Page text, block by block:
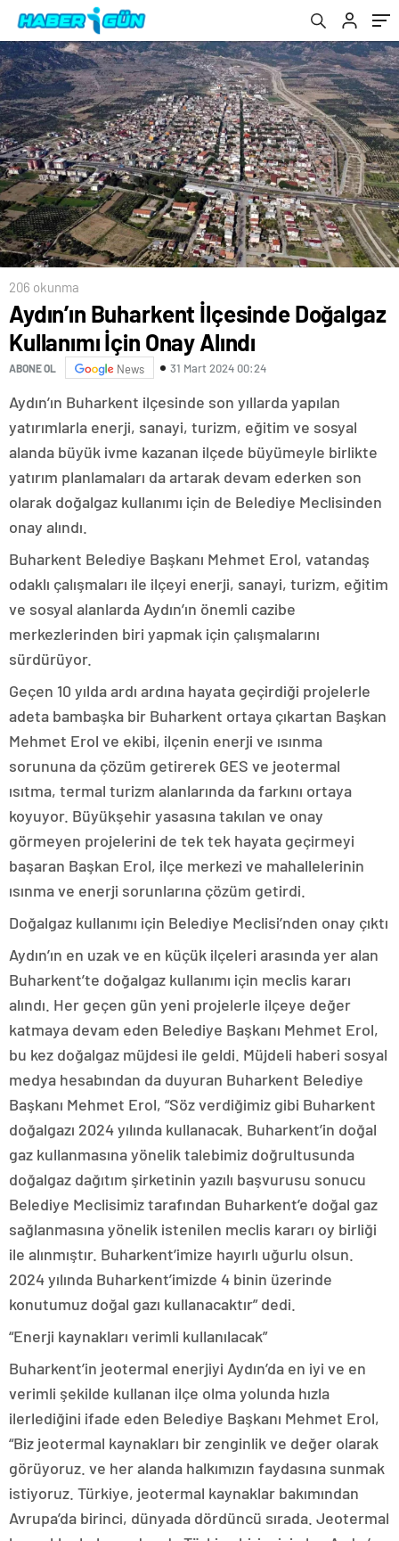
206 okunma
Aydın’ın Buharkent İlçesinde Doğalgaz
Kullanımı İçin Onay Alındı
ABONE OL News 31 Mart 2024 00:24
Aydın’ın Buharkent ilçesinde son yıllarda yapılan
yatırımlarla enerji, sanayi, turizm, eğitim ve sosyal
alanda büyük ivme kazanan ilçede büyümeyle birlikte
yatırım planlamaları da artarak devam ederken son
olarak doğalgaz kullanımı için de Belediye Meclisinden
onay alındı.
Buharkent Belediye Başkanı Mehmet Erol, vatandaş
odaklı çalışmaları ile ilçeyi enerji, sanayi, turizm, eğitim
ve sosyal alanlarda Aydın’ın önemli cazibe
merkezlerinden biri yapmak için çalışmalarını
sürdürüyor.
Geçen 10 yılda ardı ardına hayata geçirdiği projelerle
adeta bambaşka bir Buharkent ortaya çıkartan Başkan
Mehmet Erol ve ekibi, ilçenin enerji ve ısınma
sorununa da çözüm getirerek GES ve jeotermal
ısıtma, termal turizm alanlarında da farkını ortaya
koyuyor. Büyükşehir yasasına takılan ve onay
görmeyen projelerini de tek tek hayata geçirmeyi
başaran Başkan Erol, ilçe merkezi ve mahallelerinin
ısınma ve enerji sorunlarına çözüm getirdi.
Doğalgaz kullanımı için Belediye Meclisi’nden onay çıktı
Aydın’ın en uzak ve en küçük ilçeleri arasında yer alan
Buharkent’te doğalgaz kullanımı için meclis kararı
alındı. Her geçen gün yeni projelerle ilçeye değer
katmaya devam eden Belediye Başkanı Mehmet Erol,
bu kez doğalgaz müjdesi ile geldi. Müjdeli haberi sosyal
medya hesabından da duyuran Buharkent Belediye
Başkanı Mehmet Erol, “Söz verdiğimiz gibi Buharkent
doğalgazı 2024 yılında kullanacak. Buharkent’in doğal
gaz kullanmasına yönelik talebimiz doğrultusunda
doğalgaz dağıtım şirketinin yazılı başvurusu sonucu
Belediye Meclisimiz tarafından Buharkent’e doğal gaz
sağlanmasına yönelik istenilen meclis kararı oy birliği
ile alınmıştır. Buharkent’imize hayırlı uğurlu olsun.
2024 yılında Buharkent’imizde 4 binin üzerinde
konutumuz doğal gazı kullanacaktır” dedi.
“Enerji kaynakları verimli kullanılacak”
Buharkent’in jeotermal enerjiyi Aydın’da en iyi ve en
verimli şekilde kullanan ilçe olma yolunda hızla
ilerlediğini ifade eden Belediye Başkanı Mehmet Erol,
“Biz jeotermal kaynakları bir zenginlik ve değer olarak
görüyoruz. ve her alanda halkımızın faydasına sunmak
istiyoruz. Türkiye, jeotermal kaynaklar bakımından
Avrupa’da birinci, dünyada dördüncü sırada. Jeotermal